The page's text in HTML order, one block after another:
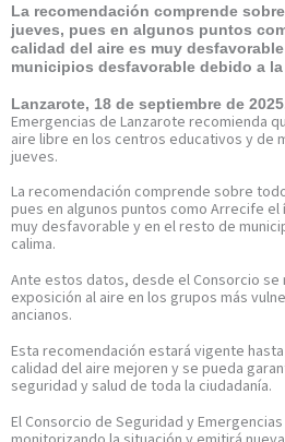
La recomendación comprende
jueves, pues en algunos puntos
calidad del aire es muy
municipios desfavorable debido a
Lanzarote, 18 de septiembre de
Emergencias de Lanzarote recomienda
aire libre en los centros educativos y de
jueves.
La recomendación comprende sobre
pues en algunos puntos como Arrecife
muy desfavorable y en el resto de
calima.
Ante estos datos, desde el Consorcio se
exposición al aire en los grupos más
ancianos.
Esta recomendación estará vigente
calidad del aire mejoren y se pueda
seguridad y salud de toda la ciudadanía.
El Consorcio de Seguridad y